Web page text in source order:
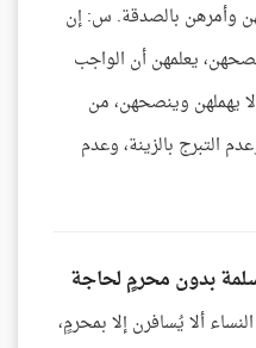
وأمرهن بالصدقة. س: إن
يعلمهن أن الواجب
يهملهن وينصحهن، من
التبرج بالزينة، وعدم
بدون محرمٍ لحاجة
ألا يُسافرن إلا بمحرمٍ،